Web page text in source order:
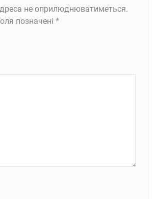
не оприлюднюватиметься.
позначені *